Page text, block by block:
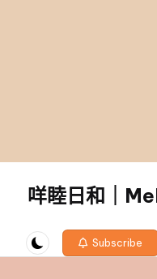
咩睦日和｜
diem!
Subscribe